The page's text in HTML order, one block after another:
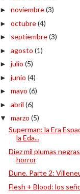
► noviembre(3)
► octubre(4)
► septiembre(3)
► agosto (1)
► julio (5)
► junio (4)
► mayo (6)
► abril (6)
▼ marzo (5)
Superman: la Era
la Eda...
Diez mil plumas
horror
Dune. Parte 2:
Flesh + Blood: los